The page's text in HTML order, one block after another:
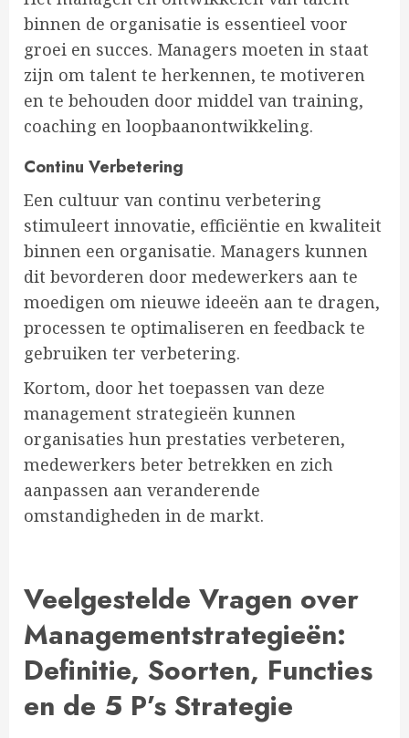
binnen de organisatie is essentieel voor
groei en succes. Managers moeten in staat
zijn om talent te herkennen, te motiveren
en te behouden door middel van training,
coaching en loopbaanontwikkeling.
Continu Verbetering
Een cultuur van continu verbetering
stimuleert innovatie, efficiëntie en kwaliteit
binnen een organisatie. Managers kunnen
dit bevorderen door medewerkers aan te
moedigen om nieuwe ideeën aan te dragen,
processen te optimaliseren en feedback te
gebruiken ter verbetering.
Kortom, door het toepassen van deze
management strategieën kunnen
organisaties hun prestaties verbeteren,
medewerkers beter betrekken en zich
aanpassen aan veranderende
omstandigheden in de markt.
Veelgestelde Vragen over
Managementstrategieën:
Definitie, Soorten, Functies
en de 5 P’s Strategie